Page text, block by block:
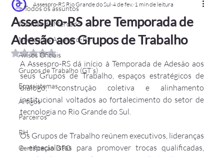
> Todos os assuntos
Notícias de Mercado
Novidades Assespro-RS
Avisos Oficiais
Grupos de Trabalho (GT´s)
Ecossistemas
Artigos
Parceiros
RH
Certificação DPO
Assespro-RS abre Temporada de
Adesão aos Grupos de Trabalho
Assespro-RS Rio Grande do Sul 4 de fev. 1 min de leitura
Avaliado com NaN de 5 estrelas.
A Assespro-RS dá início à Temporada de Adesão aos
seus Grupos de Trabalho, espaços estratégicos de
diálogo, construção coletiva e alinhamento
institucional voltados ao fortalecimento do setor de
tecnologia no Rio Grande do Sul.
Os Grupos de Trabalho reúnem executivos, lideranças
e especialistas para promover trocas qualificadas,